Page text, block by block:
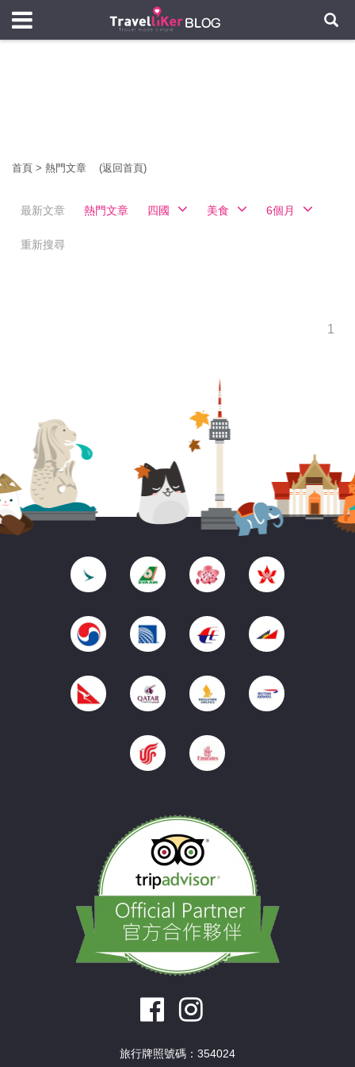
首頁 > 熱門文章 (返回首頁)
最新文章 熱門文章 四國 美食 6個月
重新搜尋
1
旅行牌照號碼：354024